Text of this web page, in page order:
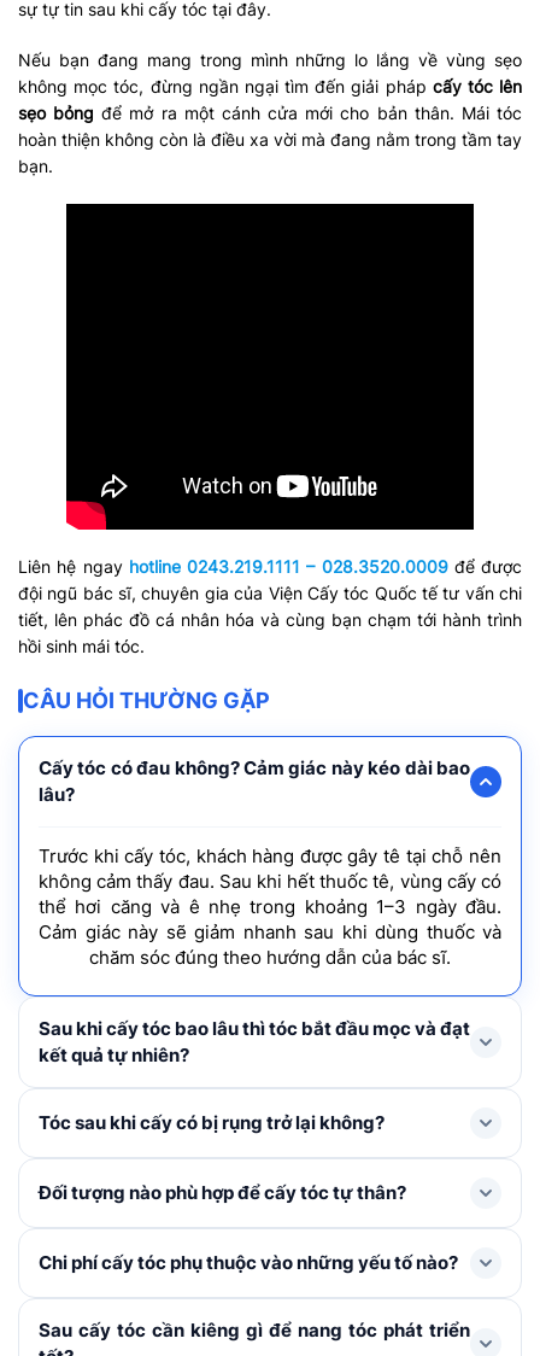
sự tự tin sau khi cấy tóc tại đây.
Nếu bạn đang mang trong mình những lo lắng về vùng sẹo
không mọc tóc, đừng ngần ngại tìm đến giải pháp cấy tóc lên
sẹo bỏng để mở ra một cánh cửa mới cho bản thân. Mái tóc
hoàn thiện không còn là điều xa vời mà đang nằm trong tầm tay
bạn.
Liên hệ ngayhotline 0243.219.1111 – 028.3520.0009để được
đội ngũ bác sĩ, chuyên gia của Viện Cấy tóc Quốc tế tư vấn chi
tiết, lên phác đồ cá nhân hóa và cùng bạn chạm tới hành trình
hồi sinh mái tóc.
CÂU HỎI THƯỜNG GẶP
Cấy tóc có đau không? Cảm giác này kéo dài bao
lâu?
Trước khi cấy tóc, khách hàng được gây tê tại chỗ nên
không cảm thấy đau. Sau khi hết thuốc tê, vùng cấy có
thể hơi căng và ê nhẹ trong khoảng 1–3 ngày đầu.
Cảm giác này sẽ giảm nhanh sau khi dùng thuốc và
chăm sóc đúng theo hướng dẫn của bác sĩ.
Sau khi cấy tóc bao lâu thì tóc bắt đầu mọc và đạt
kết quả tự nhiên?
Tóc mới thường rụng shock loss trong 1-3 tháng đầu
năm.
Tóc sau khi cấy có bị rụng trở lại không?
Trong 1 – 3 tháng đầu, tóc cấy có thể rụng thay thân
sẽ sinh trưởng và phát triển như tóc tự nhiên không bị
Đối tượng nào phù hợp để cấy tóc tự thân?
Cấy tóc tự thân được chỉ định cho người bị hói đầu, tóc
vùng da đầu. Khách hàng cần từ đủ 18 tuổi trở lên, sức
Chi phí cấy tóc phụ thuộc vào những yếu tố nào?
Chi phí cấy tóc được xác định dựa trên: Số lượng nang
Sau cấy tóc cần kiêng gì để nang tóc phát triển